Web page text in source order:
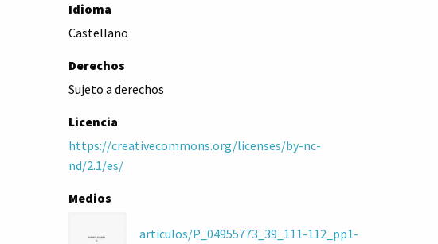
Idioma
Castellano
Derechos
Sujeto a derechos
Licencia
https://creativecommons.org/licenses/by-nc-
nd/2.1/es/
Medios
articulos/P_04955773_39_111-112_pp1-